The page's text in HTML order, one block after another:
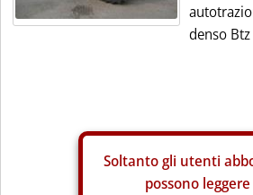
denso
Soltanto gli utenti
possono